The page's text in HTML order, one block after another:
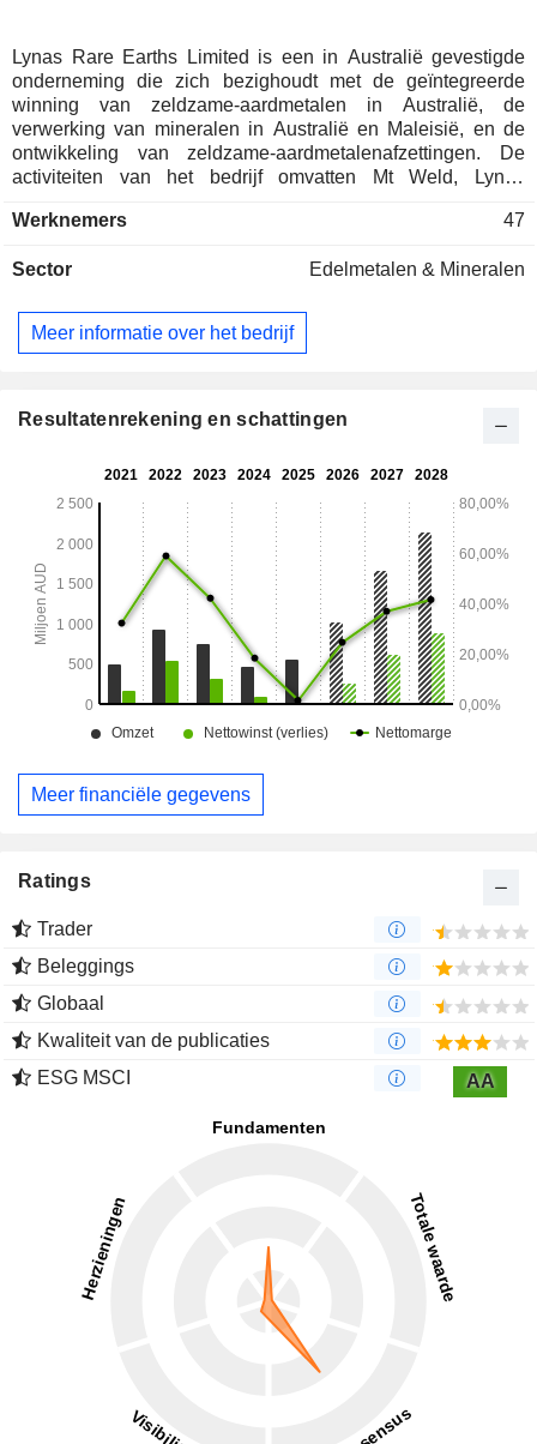
Lynas Rare Earths Limited is een in Australië gevestigde
onderneming die zich bezighoudt met de geïntegreerde
winning van zeldzame-aardmetalen in Australië, de
verwerking van mineralen in Australië en Maleisië, en de
ontwikkeling van zeldzame-aardmetalenafzettingen. De
activiteiten van het bedrijf omvatten Mt Weld, Lynas
ontwikkeling van de Mt Weld-bron, waaronder lopende
zeldzame aardmetalen en een uitbreidingsproject om de
ondersteuning van 12.000 ton per jaar aan afgewerkt NdPr-
oxide. De fabriek voor geavanceerde materialen van Lynas
petrochemische industriezone nabij Kuantan, aan de
zeldzame aardmetalen in Kalgoorlie voert verwerking met
produceert Mixed Rare Earths Carbonate (MREC), dat naar
Lynas Malaysia wordt verscheept voor scheiding in
afzonderlijke zeldzame-aardmetalenproducten.
Werknemers 47
Sector Edelmetalen & Mineralen
Meer informatie over het bedrijf
Resultatenrekening en schattingen
Meer financiële gegevens
Ratings
Trader
Beleggings
Globaal
Kwaliteit van de publicaties
ESG MSCI
AA